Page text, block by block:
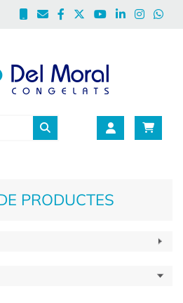
PRODUCTES